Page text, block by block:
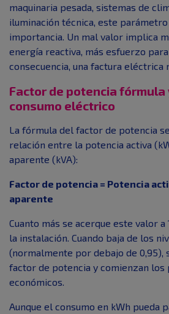
maquinaria pesada, sistemas de
iluminación técnica, este
importancia. Un mal valor implica
energía reactiva, más esfuerzo
consecuencia, una factura eléctrica
Factor de potencia fórmula
consumo eléctrico
La fórmula del factor de potencia
relación entre la potencia activa
aparente (kVA):
Factor de potencia = Potencia
aparente
Cuanto más se acerque este valor
la instalación. Cuando baja de los
(normalmente por debajo de 0,95),
factor de potencia y comienzan los
económicos.
Aunque el consumo en kWh pueda